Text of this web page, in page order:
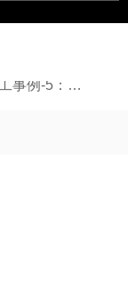
【XPEL】PPF施工事例-5：ポルシェ 911 Turbo S（992）